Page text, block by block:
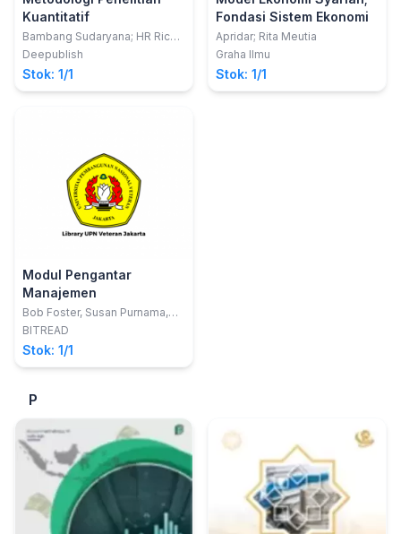
Kuantitatif
Bambang Sudaryana; HR Ricky
Agusiady
Deepublish
Stok: 1/1
Fondasi Sistem Ekonomi
Apridar; Rita Meutia
Graha Ilmu
Stok: 1/1
Modul Pengantar
Manajemen
Bob Foster, Susan Purnama,
Fitriani Reyta
BITREAD
Stok: 1/1
P